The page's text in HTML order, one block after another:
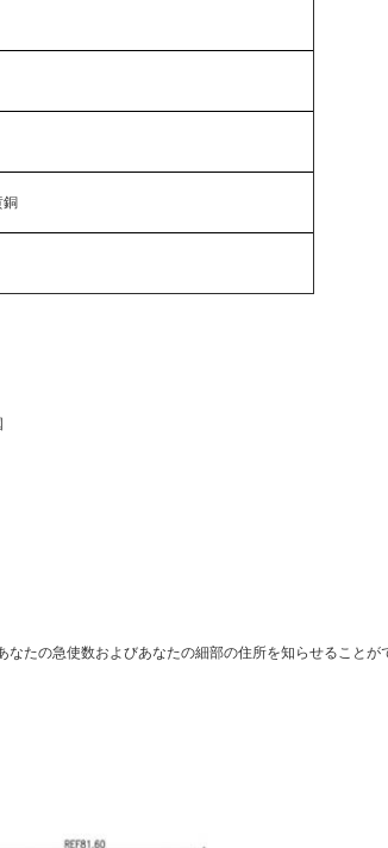
たの急使数およびあなたの細部の住所を知らせること